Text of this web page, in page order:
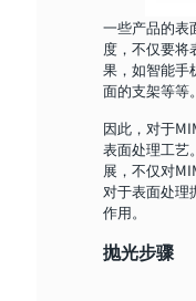
一些产品的表
度，不仅要将
果，如智能手
面的支架等等。
因此，对于
表面处理工艺
展，不仅对
对于表面处理
作用。
抛光步骤